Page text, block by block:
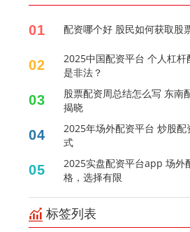
01 配资哪个好 股民如何获取股
02
2025中国配资平台 个人杠
是非法？
03
股票配资周总结怎么写 东南
揭晓
04
2025年场外配资平台 炒股
式
05
2025实盘配资平台app 场外
格，选择有限
标签列表